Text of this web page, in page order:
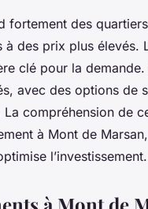
fortement des
des prix plus élevés.
clé pour la
avec des options de
compréhension de
à Mont de
l’investissement.